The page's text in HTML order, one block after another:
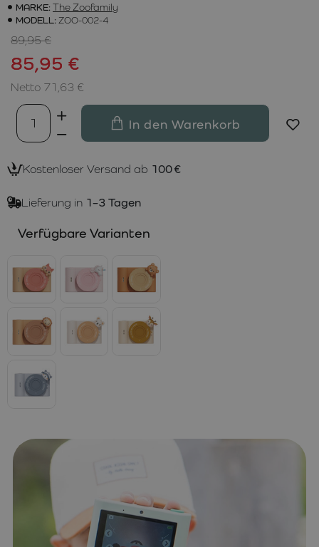
MARKE: The Zoofamily
MODELL: ZOO-002-4
85,95 €
89,95 €
Netto 71,63 €
In den Warenkorb
Kostenloser Versand ab 100 €
Lieferung in 1–3 Tagen
Verfügbare Varianten